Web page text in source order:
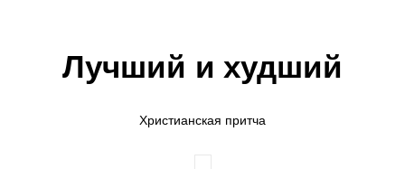
Лучший и худший
Христианская притча